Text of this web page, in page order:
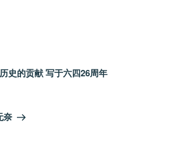
史的贡献 写于六四26周年
奈